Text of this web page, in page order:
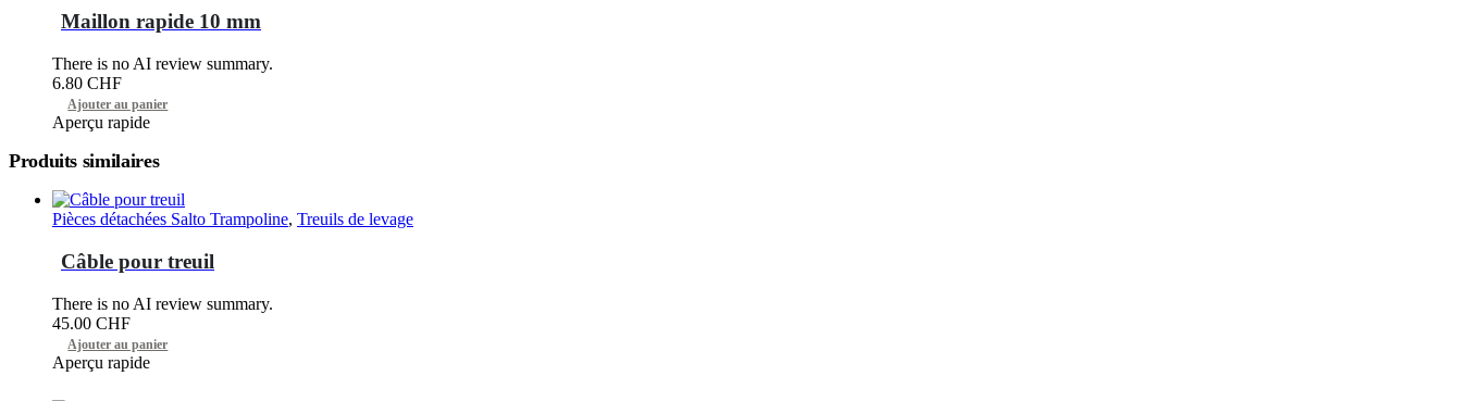
Maillon rapide 10 mm
There is no AI review summary.
6.80 CHF
Ajouter au panier
Aperçu rapide
Produits similaires
Pièces détachées Salto Trampoline, Treuils de levage
Câble pour treuil
There is no AI review summary.
45.00 CHF
Ajouter au panier
Aperçu rapide